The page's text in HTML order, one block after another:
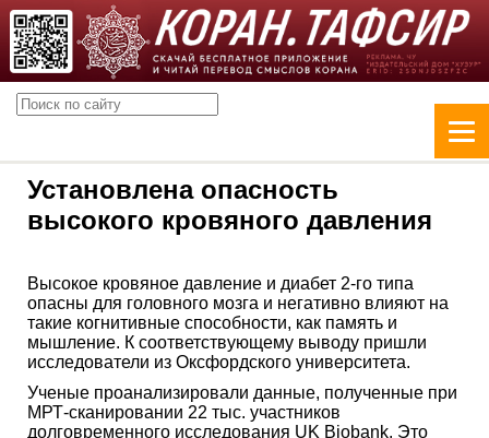
Установлена опасность
высокого кровяного давления
Высокое кровяное давление и диабет 2-го типа
опасны для головного мозга и негативно влияют на
такие когнитивные способности, как память и
мышление. К соответствующему выводу пришли
исследователи из Оксфордского университета.
Ученые проанализировали данные, полученные при
МРТ-сканировании 22 тыс. участников
долговременного исследования UK Biobank. Это